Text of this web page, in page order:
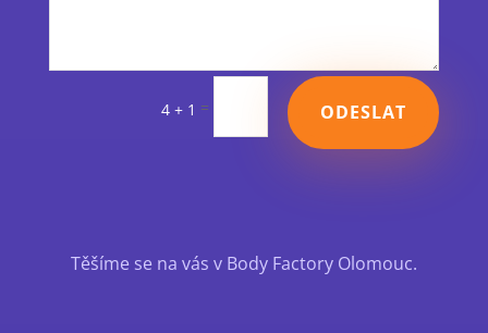
4 + 1 = ODESLAT
Těšíme se na vás v Body Factory Olomouc.